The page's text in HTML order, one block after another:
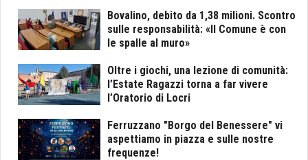
Bovalino, debito da 1,38 milioni. Scontro
sulle responsabilità: «Il Comune è con
le spalle al muro»
Oltre i giochi, una lezione di comunità:
l’Estate Ragazzi torna a far vivere
l’Oratorio di Locri
Ferruzzano "Borgo del Benessere" vi
aspettiamo in piazza e sulle nostre
frequenze!